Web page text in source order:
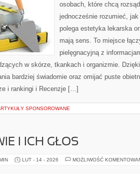
osobach, które chcą
jednocześnie rozumieć,
polega estetyka lekarska
mają sens. To miejsce
pielęgnacyjną z
w skórze, tkankach i organizmie.
bardziej świadomie oraz omijać puste
i rankingi i Recenzje […]
SPONSOROWANE
I ICH GŁOS
LUT - 14 - 2026 MOŻLIWOŚĆ